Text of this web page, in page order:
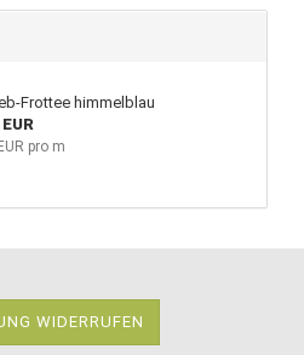
Frottee himmelblau
pro m
WIDERRUFEN